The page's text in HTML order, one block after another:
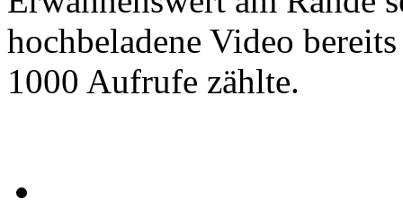
hochbeladene Video
1000 Aufrufe zählte.